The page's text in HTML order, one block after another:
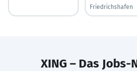
Friedrichshafen
XING – Das